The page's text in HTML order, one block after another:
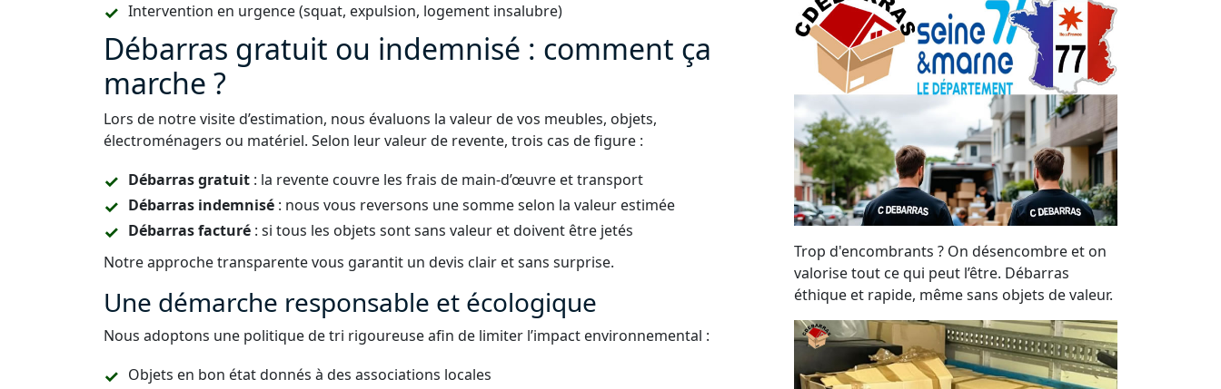
Intervention en urgence (squat, expulsion, logement insalubre)
Débarras gratuit ou indemnisé : comment ça
marche ?
Lors de notre visite d’estimation, nous évaluons la valeur de vos meubles, objets,
électroménagers ou matériel. Selon leur valeur de revente, trois cas de figure :
Débarras gratuit : la revente couvre les frais de main-d’œuvre et transport
Débarras indemnisé : nous vous reversons une somme selon la valeur estimée
Débarras facturé : si tous les objets sont sans valeur et doivent être jetés
Notre approche transparente vous garantit un devis clair et sans surprise.
Une démarche responsable et écologique
Nous adoptons une politique de tri rigoureuse afin de limiter l’impact environnemental :
Objets en bon état donnés à des associations locales
Trop d'encombrants ? On désencombre et on
valorise tout ce qui peut l’être. Débarras
éthique et rapide, même sans objets de valeur.